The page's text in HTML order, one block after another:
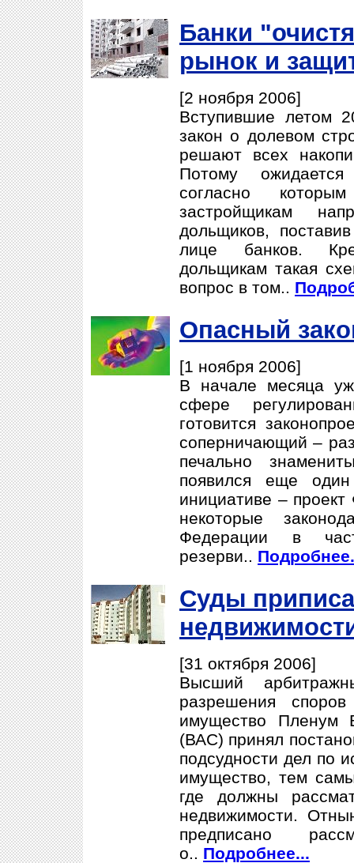
Банки
рынок и
[2 ноября 2006]
Вступившие летом
закон о долевом
решают всех
Потому
согласно
застройщикам
дольщиков,
лице банков.
дольщикам такая
вопрос в том..
Опасный
[1 ноября 2006]
В начале месяца
сфере
готовится
соперничающий –
печально
появился еще
инициативе –
некоторые
Федерации в
резерви..
Суды
[31 октября 2006]
Высший
разрешения
имущество Пленум
(ВАС) принял
подсудности дел по
имущество, тем
где должны
недвижимости.
предписано
о.. Подробнее...